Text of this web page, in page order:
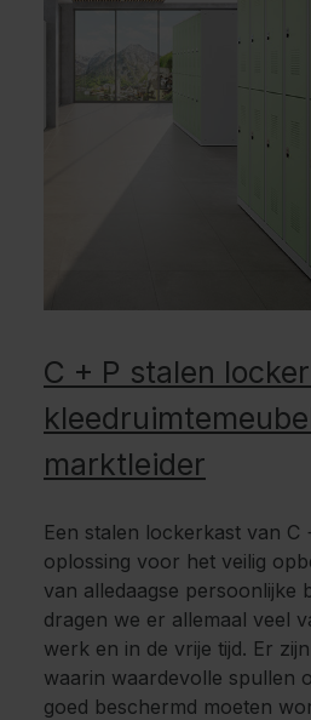
C + P stalen
marktleider
Een stalen lockerkast van C
oplossing voor het veilig
van alledaagse persoonlijke
dragen we er allemaal veel
werk en in de vrije tijd. Er
waarin waardevolle spullen
goed beschermd moeten